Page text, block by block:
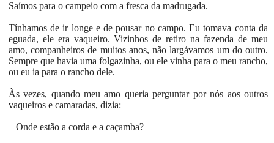
Saímos para o campeio com a fresca da madrugada.
Tínhamos de ir longe e de pousar no campo. Eu tomava conta da
eguada, ele era vaqueiro. Vizinhos de retiro na fazenda de meu
amo, companheiros de muitos anos, não largávamos um do outro.
Sempre que havia uma folgazinha, ou ele vinha para o meu rancho,
ou eu ia para o rancho dele.
Às vezes, quando meu amo queria perguntar por nós aos outros
vaqueiros e camaradas, dizia:
– Onde estão a corda e a caçamba?